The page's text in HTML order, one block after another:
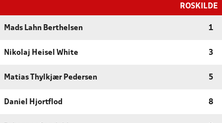
ROSKILDE
Mads Lahn Berthelsen 1
Nikolaj Heisel White 3
Matias Thylkjær Pedersen 5
Daniel Hjortflod 8